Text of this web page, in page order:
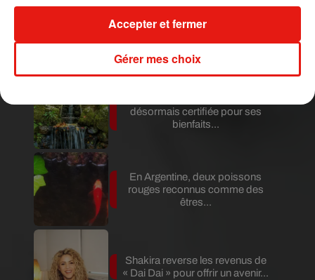
Benny Blanco invite Selena
Gomez et Becky G sur son
nouveau single
désormais certifiée pour ses
bienfaits...
En Argentine, deux poissons
rouges reconnus comme des
êtres...
Shakira reverse les revenus de
« Dai Dai » pour offrir un avenir...
Gérer mes choix
Accepter et fermer